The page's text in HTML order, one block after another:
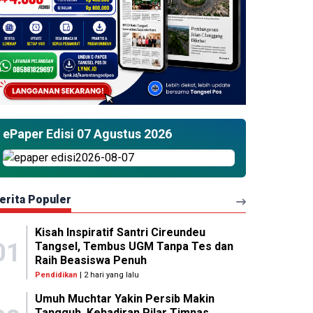
ePaper Edisi 07 Agustus 2026
Populer
Kisah Inspiratif Santri Cireundeu
Tangsel, Tembus UGM Tanpa Tes dan
Raih Beasiswa Penuh
Pendidikan | 2 hari yang lalu
Umuh Muchtar Yakin Persib Makin